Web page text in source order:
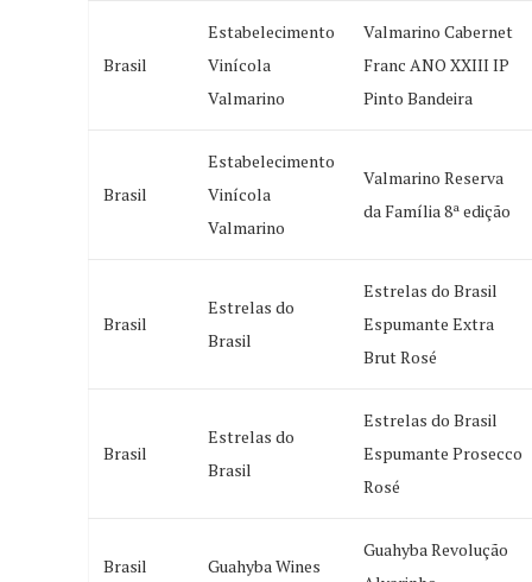
Brasil
Estabelecimento
Vinícola
Valmarino
Valmarino Cabernet
Franc ANO XXIII IP
Pinto Bandeira
Brasil
Estabelecimento
Vinícola
Valmarino
Valmarino Reserva
da Família 8ª edição
Brasil
Estrelas do
Brasil
Estrelas do Brasil
Espumante Extra
Brut Rosé
Brasil
Estrelas do
Brasil
Estrelas do Brasil
Espumante Prosecco
Rosé
Brasil Guahyba Wines
Guahyba Revolução